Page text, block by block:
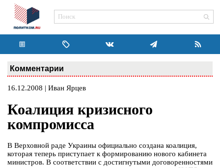
Комментарии
16.12.2008 | Иван Ярцев
Коалиция кризисного
компромисса
В Верховной раде Украины официально создана коалиция,
которая теперь приступает к формированию нового кабинета
министров. В соответствии с достигнутыми договоренностями